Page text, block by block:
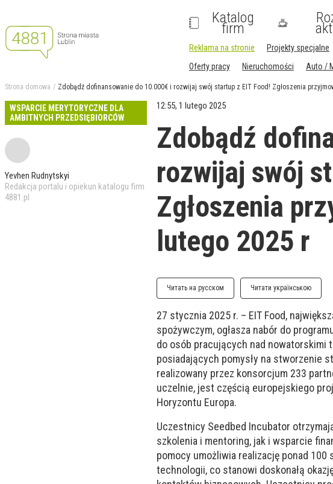
Katalog
firm
Reklama na stronie Projekty specjalne
Oferty pracy
Nieruchomości Auto /
Strona domowa Zdobądź dofinansowanie do 10.000€ i rozwijaj swój startup z EIT Food! Zgłoszenia
WSPARCIE MERYTORYCZNE DLA
AMBITNYCH PRZEDSIĘBIORCÓW
Yevhen Rudnytskyi
Redakcja portalu i opiekun katalogu firm
4881.pl
12:55, 1 lutego 2025
Zdobądź
rozwijaj swój
Zgłoszenia
lutego 2025 r
Читать на русском Читати українською
27 stycznia 2025 r. – EIT Food,
spożywczym, ogłasza nabór do
do osób pracujących nad nowatorskimi
posiadających pomysły na stworzenie
realizowany przez konsorcjum 233
uczelnie, jest częścią europejskiego
Horyzontu Europa.
Uczestnicy Seedbed Incubator
szkolenia i mentoring, jak i wsparcie
pomocy umożliwia realizację ponad
technologii, co stanowi doskonałą